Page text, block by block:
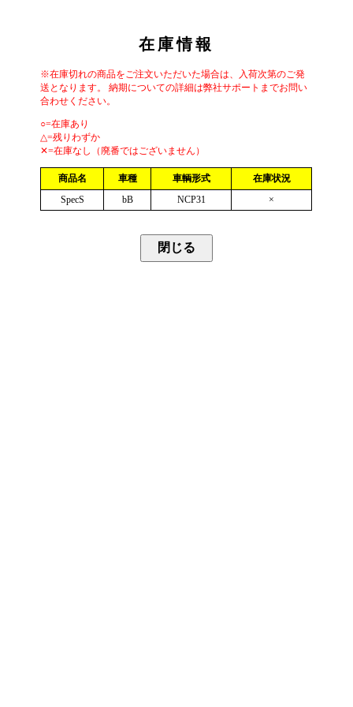
在庫情報
※在庫切れの商品をご注文いただいた場合は、入荷次第のご発
送となります。 納期についての詳細は弊社サポートまでお問い
合わせください。
○=在庫あり
△=残りわずか
✕=在庫なし（廃番ではございません）
商品名 車種 車輌形式
在庫状況
SpecS
bB NCP31 ×